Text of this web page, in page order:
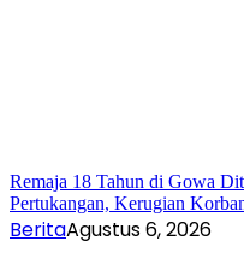
Remaja 18 Tahun di Gowa
Pertukangan, Kerugian
BeritaAgustus 6, 2026